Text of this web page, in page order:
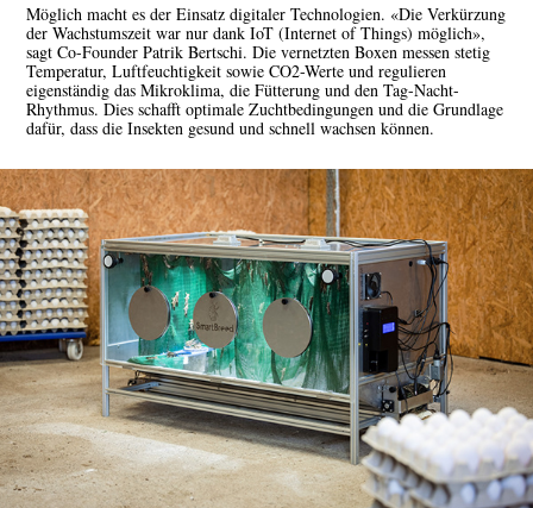
Möglich macht es der Einsatz digitaler Technologien. «Die Verkürzung
der Wachstumszeit war nur dank IoT (Internet of Things) möglich»,
sagt Co-Founder Patrik Bertschi. Die vernetzten Boxen messen stetig
Temperatur, Luftfeuchtigkeit sowie CO2-Werte und regulieren
eigenständig das Mikroklima, die Fütterung und den Tag-Nacht-
Rhythmus. Dies schafft optimale Zuchtbedingungen und die Grundlage
dafür, dass die Insekten gesund und schnell wachsen können.